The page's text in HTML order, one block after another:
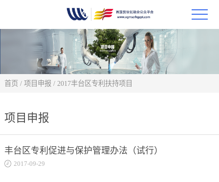
首页 / 项目申报 / 2017丰台区专利扶持项目
项目申报
丰台区专利促进与保护管理办法（试行）
2017-09-29